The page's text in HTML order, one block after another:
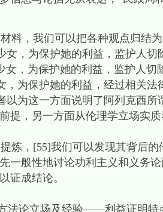
料，我们可以把各种观点归结
，为保护她的利益，监护人切
，为保护她的利益，监护人切
，为保护她的利益，经过相关
以为这一方面说明了阿列克西
提，另一方面从伦理学立场实
炼，[55]我们可以发现其背后
一般性地讨论功利主义和义务
证成结论。
法论立场及经验——利益证明特